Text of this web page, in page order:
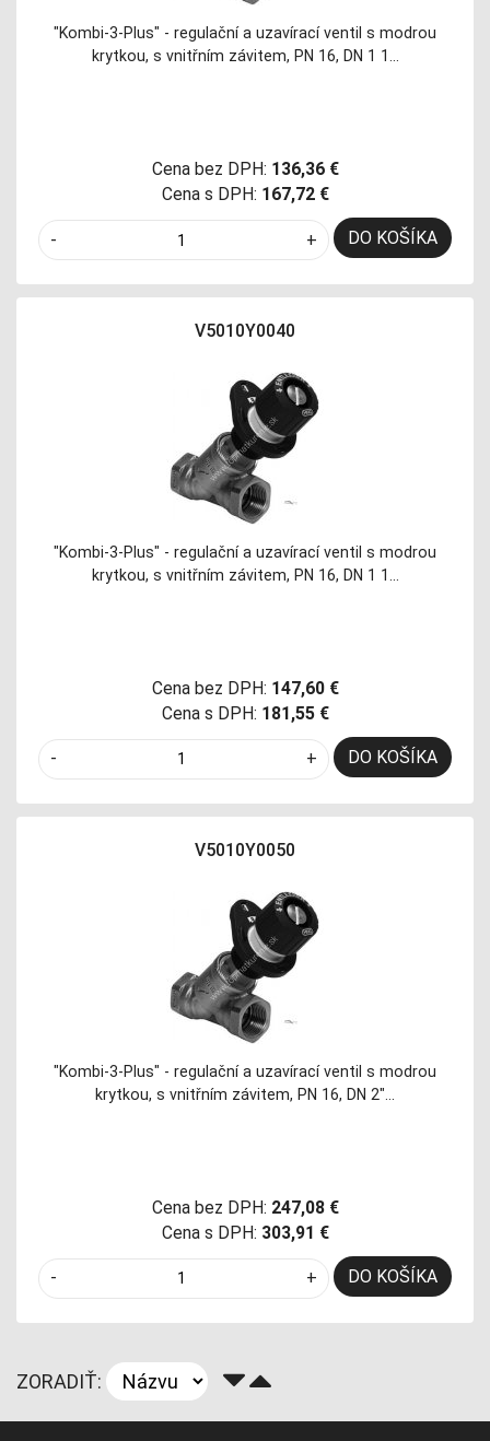
"Kombi-3-Plus" - regulační a uzavírací ventil s modrou
krytkou, s vnitřním závitem, PN 16, DN 1 1…
Cena bez DPH: 136,36 €
Cena s DPH: 167,72 €
- + DO KOŠÍKA
V5010Y0040
"Kombi-3-Plus" - regulační a uzavírací ventil s modrou
krytkou, s vnitřním závitem, PN 16, DN 1 1…
Cena bez DPH: 147,60 €
Cena s DPH: 181,55 €
- + DO KOŠÍKA
V5010Y0050
"Kombi-3-Plus" - regulační a uzavírací ventil s modrou
krytkou, s vnitřním závitem, PN 16, DN 2"…
Cena bez DPH: 247,08 €
Cena s DPH: 303,91 €
- + DO KOŠÍKA
ZORADIŤ: